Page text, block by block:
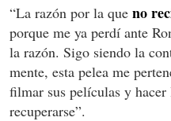
“La razón por la que no
porque me ya perdí ante
la razón. Sigo siendo la
mente, esta pelea me
filmar sus películas y hacer
recuperarse”.